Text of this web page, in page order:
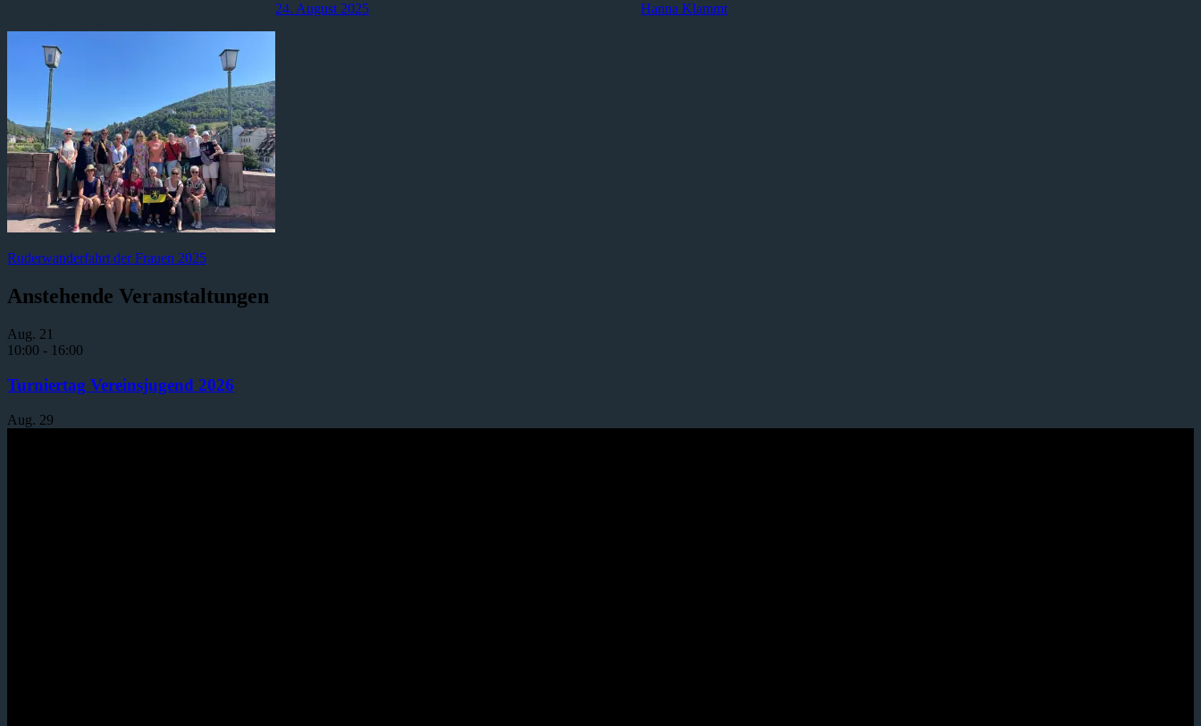
24. August 2025 Hanna Klammt
Ruderwanderfahrt der Frauen 2025
Anstehende Veranstaltungen
Aug. 21
10:00 - 16:00
Turniertag Vereinsjugend 2026
Aug. 29